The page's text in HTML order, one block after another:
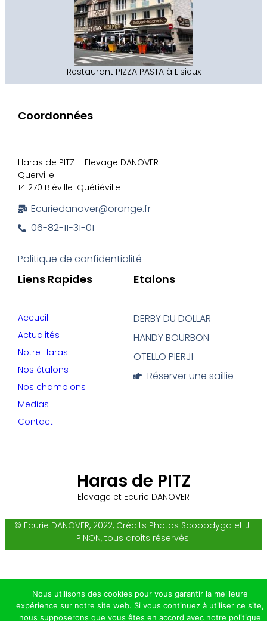
Restaurant PIZZA PASTA à Lisieux
Haras de PITZ
Elevage et Ecurie DANOVER
Etalons
DERBY DU DOLLAR
HANDY BOURBON
OTELLO PIERJI
Réserver une saillie
Liens Rapides
Accueil
Actualités
Notre Haras
Nos étalons
Nos champions
Medias
Contact
Coordonnées
Haras de PITZ – Elevage DANOVER
Querville
141270 Biéville-Quétiéville
Ecuriedanover@orange.fr
06-82-11-31-01
Politique de confidentialité
© Ecurie DANOVER, 2022, Crédits Photos Scoopdyga et JL
PINON, tous droits réservés.
Nous utilisons des cookies pour vous garantir la meilleure
expérience sur notre site web. Si vous continuez à utiliser ce site,
nous supposerons que vous êtes en accord avec notre politique